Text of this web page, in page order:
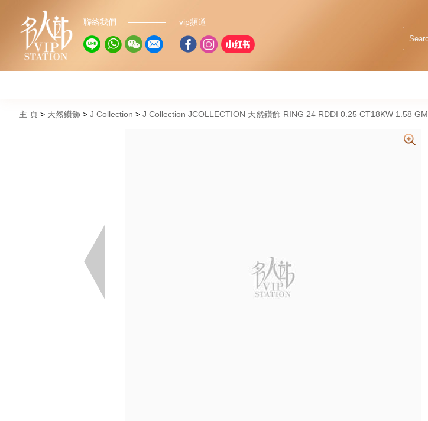
聯絡我們 vip頻道
主 頁 天然鑽飾 J Collection J Collection JCOLLECTION 天然鑽飾 RING 24 RDDI 0.25 CT18KW 1.58 GM